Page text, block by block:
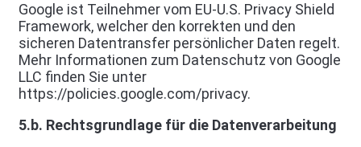
Google ist Teilnehmer vom EU-U.S. Privacy Shield
Framework, welcher den korrekten und den
sicheren Datentransfer persönlicher Daten regelt.
Mehr Informationen zum Datenschutz von Google
LLC finden Sie unter
https://policies.google.com/privacy.
5.b. Rechtsgrundlage für die Datenverarbeitung